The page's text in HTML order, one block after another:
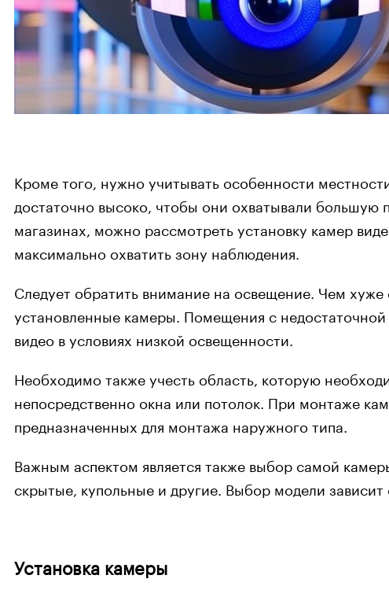
Кроме того, нужно учитывать особенности
достаточно высоко, чтобы они охватывали
магазинах, можно рассмотреть установку камер
максимально охватить зону наблюдения.
Следует обратить внимание на освещение. Чем
установленные камеры. Помещения с
видео в условиях низкой освещенности.
Необходимо также учесть область, которую
непосредственно окна или потолок. При монтаже
предназначенных для монтажа наружного типа.
Важным аспектом является также выбор самой
скрытые, купольные и другие. Выбор модели
Установка камеры